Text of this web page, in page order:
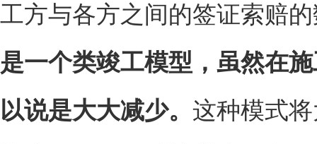
工方与各方之间的签证索赔
是一个类竣工模型，虽然在
以说是大大减少。 这种模式